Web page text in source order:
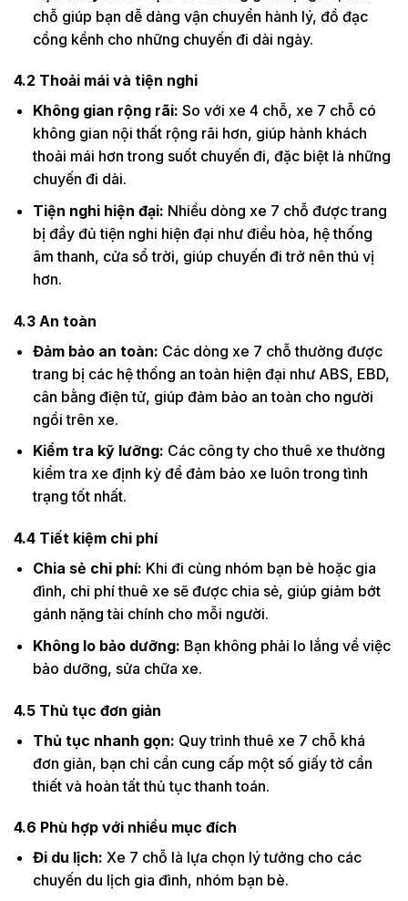
chỗ giúp bạn dễ dàng vận chuyển hành lý, đồ đạc
cồng kềnh cho những chuyến đi dài ngày.
4.2 Thoải mái và tiện nghi
Không gian rộng rãi: So với xe 4 chỗ, xe 7 chỗ có
không gian nội thất rộng rãi hơn, giúp hành khách
thoải mái hơn trong suốt chuyến đi, đặc biệt là những
chuyến đi dài.
Tiện nghi hiện đại: Nhiều dòng xe 7 chỗ được trang
bị đầy đủ tiện nghi hiện đại như điều hòa, hệ thống
âm thanh, cửa sổ trời, giúp chuyến đi trở nên thú vị
hơn.
4.3 An toàn
Đảm bảo an toàn: Các dòng xe 7 chỗ thường được
trang bị các hệ thống an toàn hiện đại như ABS, EBD,
cân bằng điện tử, giúp đảm bảo an toàn cho người
ngồi trên xe.
Kiểm tra kỹ lưỡng: Các công ty cho thuê xe thường
kiểm tra xe định kỳ để đảm bảo xe luôn trong tình
trạng tốt nhất.
4.4 Tiết kiệm chi phí
Chia sẻ chi phí: Khi đi cùng nhóm bạn bè hoặc gia
đình, chi phí thuê xe sẽ được chia sẻ, giúp giảm bớt
gánh nặng tài chính cho mỗi người.
Không lo bảo dưỡng: Bạn không phải lo lắng về việc
bảo dưỡng, sửa chữa xe.
4.5 Thủ tục đơn giản
Thủ tục nhanh gọn: Quy trình thuê xe 7 chỗ khá
đơn giản, bạn chỉ cần cung cấp một số giấy tờ cần
thiết và hoàn tất thủ tục thanh toán.
4.6 Phù hợp với nhiều mục đích
Đi du lịch: Xe 7 chỗ là lựa chọn lý tưởng cho các
chuyến du lịch gia đình, nhóm bạn bè.